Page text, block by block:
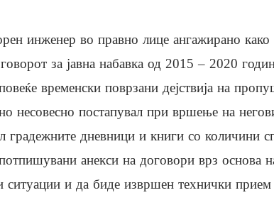
инженер во правно лице ангажирано како
за јавна набавка од 2015 – 2020
временски поврзани дејствија на
несовесно постапувал при вршење на
градежните дневници и книги со количини
анекси на договори врз основа
ситуации и да биде извршен технички прием